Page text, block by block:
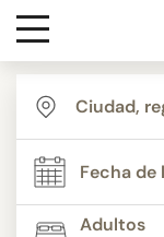
Destinos
Adultos